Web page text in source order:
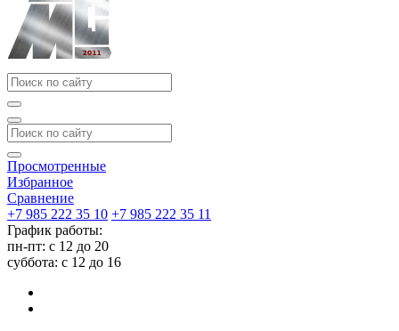
Просмотренные
Избранное
Сравнение
+7 985 222 35 10 +7 985 222 35 11
График работы:
пн-пт: с 12 до 20
суббота: c 12 до 16